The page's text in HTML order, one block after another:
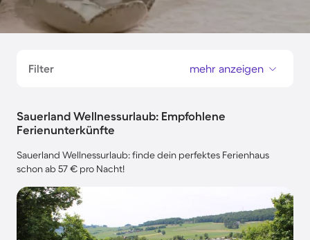
Filter mehr anzeigen
Sauerland Wellnessurlaub: Empfohlene
Ferienunterkünfte
Sauerland Wellnessurlaub: finde dein perfektes Ferienhaus
schon ab 57 € pro Nacht!